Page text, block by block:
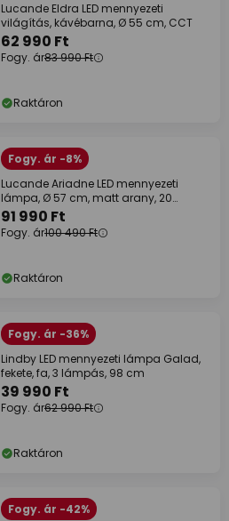
Lucande Eldra LED mennyezeti
világítás, kávébarna, Ø 55 cm, CCT
62 990 Ft
Fogy. ár83 990 Ft
Raktáron
Fogy. ár -8%
Lucande Ariadne LED mennyezeti
lámpa, Ø 57 cm, matt arany, 20
fényforrás
91 990 Ft
Fogy. ár100 490 Ft
Raktáron
Fogy. ár -36%
Lindby LED mennyezeti lámpa Galad,
fekete, fa, 3 lámpás, 98 cm
39 990 Ft
Fogy. ár62 990 Ft
Raktáron
Fogy. ár -42%